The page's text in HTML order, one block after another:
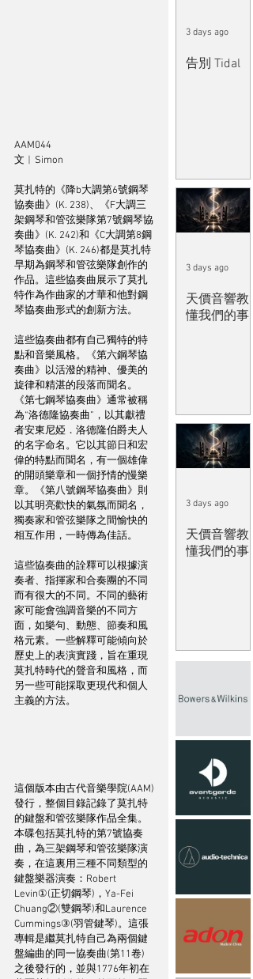
AAM044
文︱Simon
莫扎特的《降b大調第6號鋼琴
協奏曲》(K. 238)、《F大調三
架鋼琴和管弦樂隊第7號鋼琴協
奏曲》(K. 242)和《C大調第8鋼
琴協奏曲》(K. 246)都是莫扎特
早期為鋼琴和管弦樂隊創作的
作品。這些協奏曲展示了莫扎
特作為作曲家的才華和他對鋼
琴協奏曲形式的創新方法。
這些協奏曲都有自己獨特的特
點和音樂風格。《第六鋼琴協
奏曲》以活潑的精神、優美的
旋律和精湛的段落而聞名。
《第七鋼琴協奏曲》通常被稱
為“洛德隆協奏曲”，以其獻禮
者安東尼婭．洛德隆伯爵夫人
的名字命名。它以其節日和宏
偉的特點而聞名，有一個雄偉
的開頭樂章和一個抒情的慢樂
章。《第八號鋼琴協奏曲》則
以其明亮歡快的氣氛而聞名，
獨奏家和管弦樂隊之間愉快的
相互作用，一時傳為佳話。
這些協奏曲的詮釋可以根據演
奏者、指揮家和合奏團的不同
而有很大的不同。不同的藝術
家可能會強調音樂的不同方
面，如樂句、動態、節奏和風
格元素。一些解釋可能傾向於
歷史上的表演實踐，旨在重現
莫扎特時代的聲音和風格，而
另一些可能採取更現代和個人
主義的方法。
這個版本由古代音樂學院(AAM)
發行，整個目錄記錄了莫扎特
的鍵盤和管弦樂隊作品全集。
本碟包括莫扎特的第7號協奏
曲，為三架鋼琴和管弦樂隊演
奏，在這裏用三種不同類型的
鍵盤樂器演奏：Robert
Levin①(正切鋼琴)，Ya-Fei
Chuang②(雙鋼琴)和Laurence
Cummings③(羽管鍵琴)。這張
專輯是繼莫扎特自己為兩個鍵
盤編曲的同一協奏曲(第11卷)
之後發行的，並與1776年初在
告別 Tidal
3 days ago
天價音響教
懂我們的事
3 days ago
天價音響教
懂我們的事
3 days ago